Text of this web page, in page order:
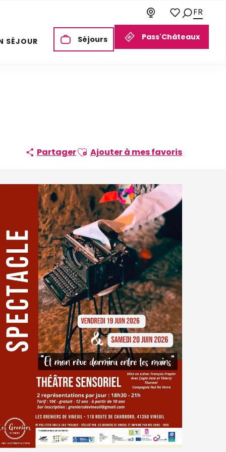
Pass'Châteaux
Séjours
Voir les favoris
FR
SÉJOUR
PartagerAjouter aux favoris
Ajouter à mes favoris